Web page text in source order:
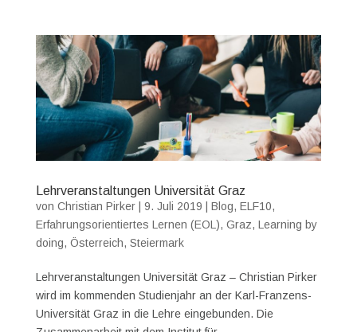
Lehrveranstaltungen Universität Graz
von Christian Pirker| 9. Juli 2019 Blog, ELF10,
Erfahrungsorientiertes Lernen (EOL), Graz, Learning by
doing, Österreich, Steiermark
Lehrveranstaltungen Universität Graz – Christian Pirker
wird im kommenden Studienjahr an der Karl-Franzens-
Universität Graz in die Lehre eingebunden. Die